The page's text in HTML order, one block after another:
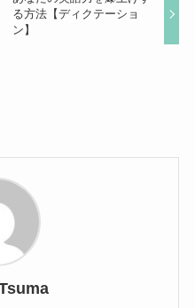
あなたの英語力を爆上げす
る方法【ディクテーショ
ン】